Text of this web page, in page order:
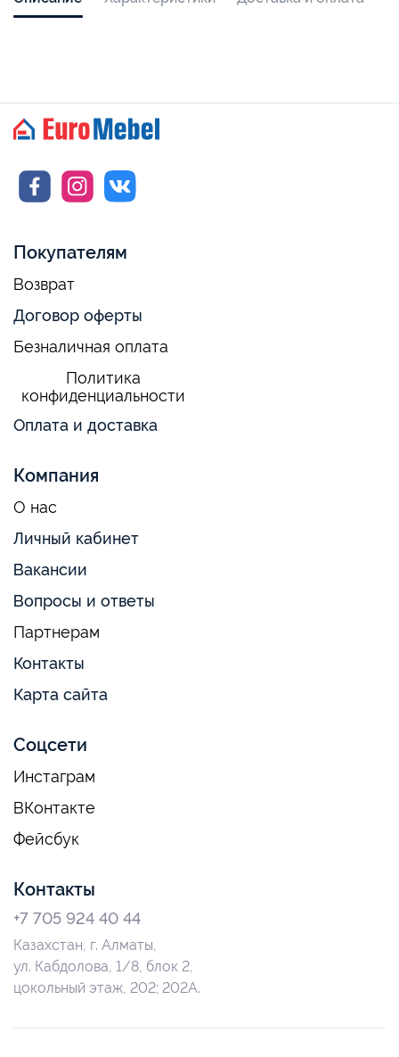
Покупателям
Возврат
Договор оферты
Безналичная оплата
Политика
конфиденциальности
Оплата и доставка
Компания
О нас
Личный кабинет
Вакансии
Вопросы и ответы
Партнерам
Контакты
Карта сайта
Соцсети
Инстаграм
ВКонтакте
Фейсбук
Контакты
+7 705 924 40 44
Казахстан, г. Алматы,
ул. Кабдолова, 1/8, блок 2,
цокольный этаж, 202; 202А.